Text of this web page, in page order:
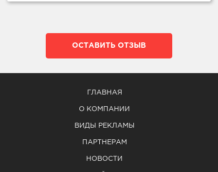
ОСТАВИТЬ ОТЗЫВ
ГЛАВНАЯ
О КОМПАНИИ
ВИДЫ РЕКЛАМЫ
ПАРТНЕРАМ
НОВОСТИ